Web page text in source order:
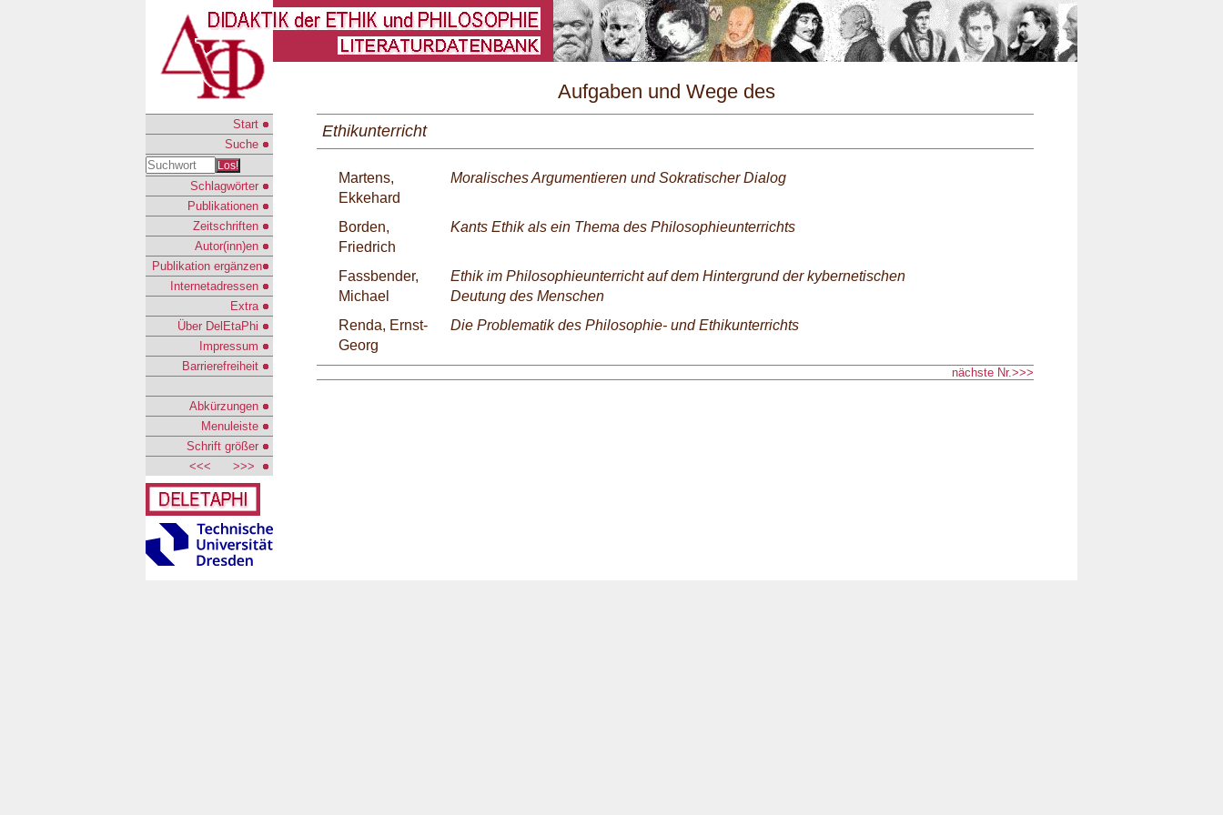
\n
Start
Suche
Los!
Schlagwörter
Publikationen
Zeitschriften
Autor(inn)en
Publikation ergänzen
Internetadressen
Extra
Über DelEtaPhi
Impressum
Barrierefreiheit
Abkürzungen
Menuleiste
Schrift größer
<<<
>>>
Aufgaben und Wege des
Philosophieunterrichts (Neue Folge) Nr.
8/1976
Ethikunterricht
Martens,
Ekkehard
Moralisches Argumentieren und Sokratischer Dialog
Borden,
Friedrich
Kants Ethik als ein Thema des Philosophieunterrichts
Fassbender,
Michael
Ethik im Philosophieunterricht auf dem Hintergrund der kybernetischen
Deutung des Menschen
Renda, Ernst-
Georg
Die Problematik des Philosophie- und Ethikunterrichts
nächste Nr.>>>